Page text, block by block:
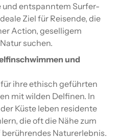
entspanntem Surfer-
Ziel für Reisende, die
Action, geselligem
suchen.
und
ihre ethisch geführten
mit wilden Delfinen. In
Küste leben residente
die oft die Nähe zum
Naturerlebnis.